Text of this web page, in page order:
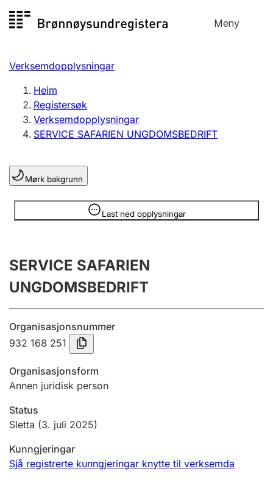
til
Meny
Registersøk
Aksjeselskap
Enkeltpersonføretak
Registrere, endre, slette
Lag og foreining
Registrere, endre, slette
Årsrekneskap
Innsending og forseinkingsgebyr
Tinglysing
Betaling og jegeravgiftskort
Ektepaktrettleiaren
Verksemdopplysningar
Heim
Registersøk
Verksemdopplysningar
SERVICE SAFARIEN UNGDOMSBEDRIFT
Mørk bakgrunn
Last ned opplysningar
Opplysninger er skjult
SERVICE SAFARIEN
UNGDOMSBEDRIFT
Organisasjonsnummer
932 168 251
Organisasjonsform
Annen juridisk person
Status
Sletta (3. juli 2025)
Kunngjeringar
Sjå registrerte kunngjeringar knytte til verksemda